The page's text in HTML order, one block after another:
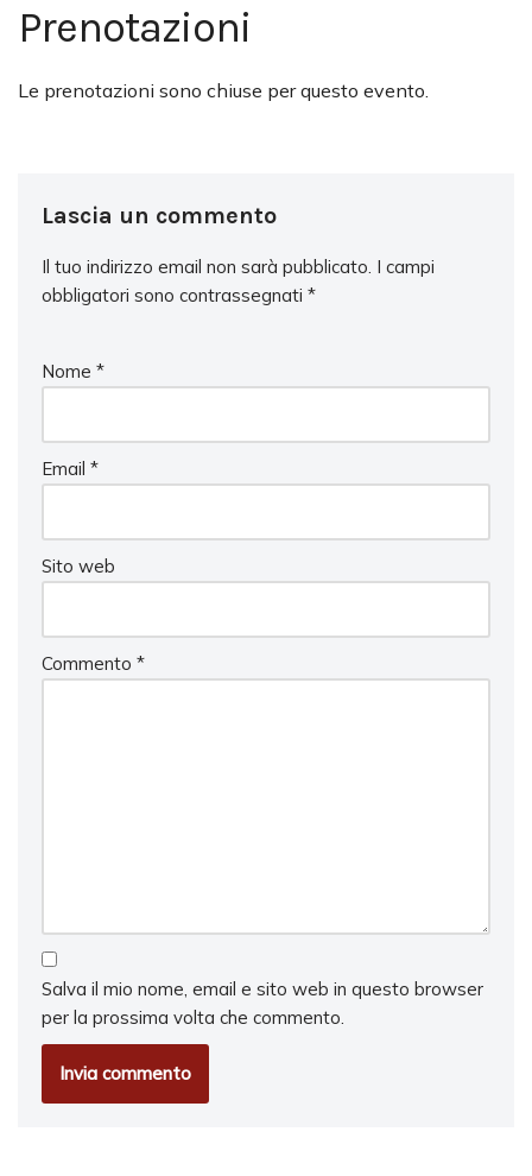
Prenotazioni
Le prenotazioni sono chiuse per questo evento.
Lascia un commento
Il tuo indirizzo email non sarà pubblicato. I campi
obbligatori sono contrassegnati *
Nome *
Email *
Sito web
Commento *
Salva il mio nome, email e sito web in questo browser
per la prossima volta che commento.